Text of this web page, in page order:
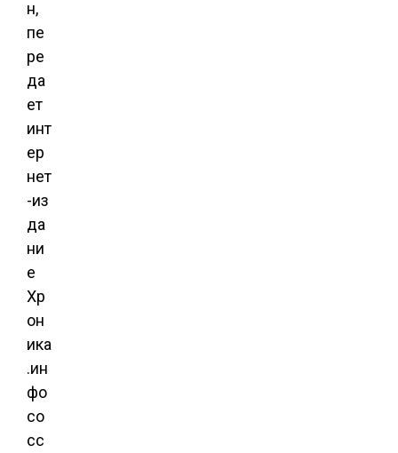
н,
пе
ре
да
ет
инт
ер
нет
-из
да
ни
е
Хр
он
ика
.ин
фо
со
сс